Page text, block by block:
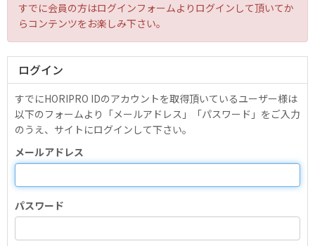
すでに会員の方はログインフォームよりログインして頂いてか
らコンテンツをお楽しみ下さい。
ログイン
すでにHORIPRO IDのアカウントを取得頂いているユーザー様は
以下のフォームより「メールアドレス」「パスワード」をご入力
のうえ、サイトにログインして下さい。
メールアドレス
パスワード